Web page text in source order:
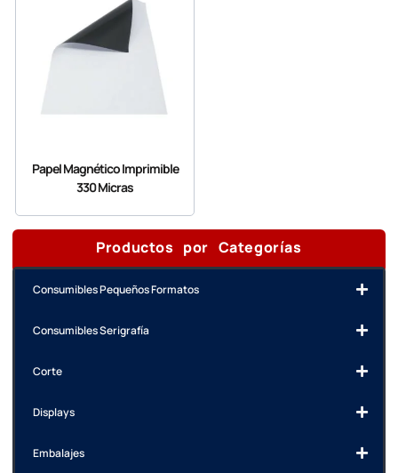
Productos por Categorías
Consumibles Pequeños Formatos
Consumibles Serigrafía
Corte
Displays
Embalajes
Papel Magnético Imprimible
330 Micras